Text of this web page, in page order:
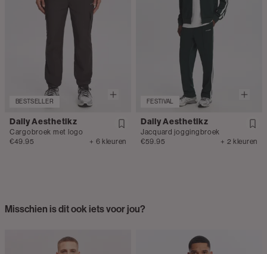
BESTSELLER
Daily Aesthetikz
Cargobroek met logo
€49.95
+ 6 kleuren
FESTIVAL
Daily Aesthetikz
Jacquard joggingbroek
€59.95
+ 2 kleuren
Misschien is dit ook iets voor jou?